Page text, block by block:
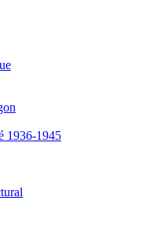
1936-1945